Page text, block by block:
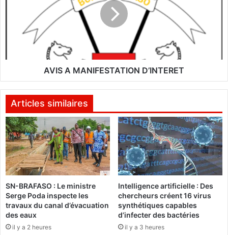
e
n
"
i
r
a
t
a
g
e
"
I
E
S
A
T
I
O
N
D
’
I
N
T
E
R
AVIS A MANIFESTATION D’INTERET
Articles similaires
SN-BRAFASO : Le ministre
Serge Poda inspecte les
travaux du canal d’évacuation
des eaux
il y a 2 heures
Intelligence artificielle : Des
chercheurs créent 16 virus
synthétiques capables
d’infecter des bactéries
il y a 3 heures